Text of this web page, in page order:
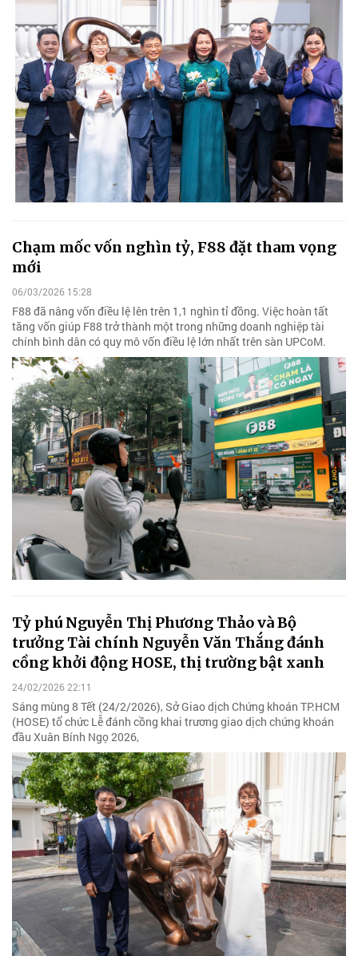
Chạm mốc vốn nghìn tỷ, F88 đặt tham vọng
mới
06/03/2026 15:28
F88 đã nâng vốn điều lệ lên trên 1,1 nghìn tỉ đồng. Việc hoàn tất
tăng vốn giúp F88 trở thành một trong những doanh nghiệp tài
chính bình dân có quy mô vốn điều lệ lớn nhất trên sàn UPCoM.
Tỷ phú Nguyễn Thị Phương Thảo và Bộ
trưởng Tài chính Nguyễn Văn Thắng đánh
cồng khởi động HOSE, thị trường bật xanh
24/02/2026 22:11
Sáng mùng 8 Tết (24/2/2026), Sở Giao dịch Chứng khoán TP.HCM
(HOSE) tổ chức Lễ đánh cồng khai trương giao dịch chứng khoán
đầu Xuân Bính Ngọ 2026,